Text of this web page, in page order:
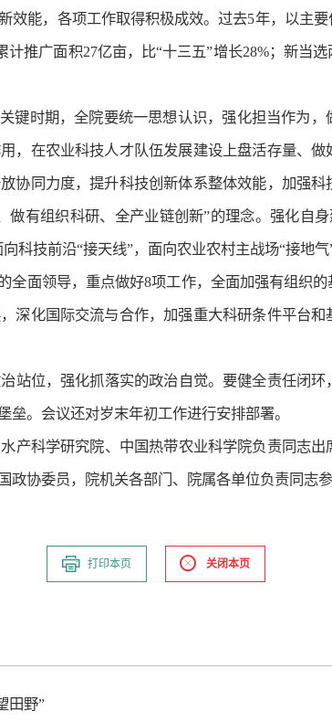
效能，各项工作取得积极成效。过去5年，以主
推广面积27亿亩，比“十三五”增长28%；新当
键时期，全院要统一思想认识，强化担当作为
，在农业科技人才队伍发展建设上盘活存量、
协同力度，提升科技创新体系整体效能，加强科
有组织科研、全产业链创新”的理念。强化自
技前沿“接天线”，面向农业农村主战场“接地气
全面领导，重点做好8项工作，全面加强有组织
深化国际交流与合作，加强重大科研条件平台
站位，强化抓落实的政治自觉。要健全责任闭
。会议还对岁末年初工作进行安排部署。
产科学研究院、中国热带农业科学院负责同志
协委员，院机关各部门、院属各单位负责同志参
打印本页 关闭本页
田野”